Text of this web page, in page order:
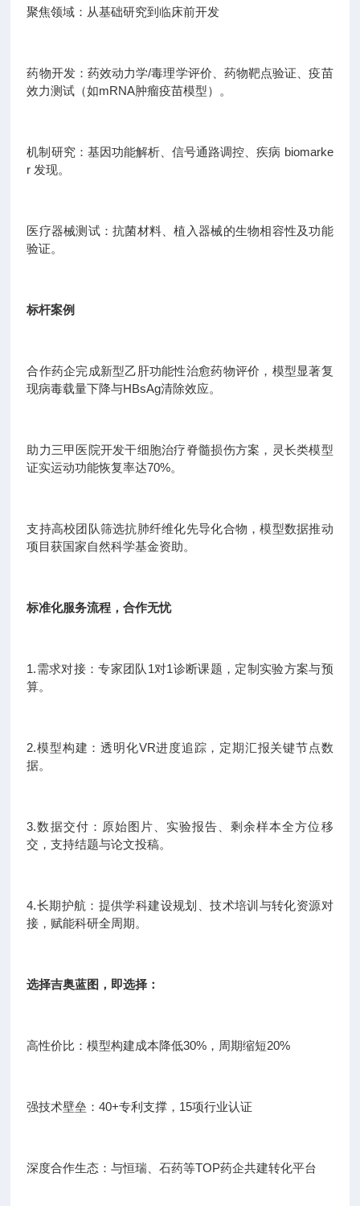
聚焦领域：从基础研究到临床前开发
药物开发：药效动力学/毒理学评价、药物靶点验证、疫苗
效力测试（如mRNA肿瘤疫苗模型）。
机制研究：基因功能解析、信号通路调控、疾病 biomarke
r 发现。
医疗器械测试：抗菌材料、植入器械的生物相容性及功能
验证。
标杆案例
合作药企完成新型乙肝功能性治愈药物评价，模型显著复
现病毒载量下降与HBsAg清除效应。
助力三甲医院开发干细胞治疗脊髓损伤方案，灵长类模型
证实运动功能恢复率达70%。
支持高校团队筛选抗肺纤维化先导化合物，模型数据推动
项目获国家自然科学基金资助。
标准化服务流程，合作无忧
1.需求对接：专家团队1对1诊断课题，定制实验方案与预
算。
2.模型构建：透明化VR进度追踪，定期汇报关键节点数
据。
3.数据交付：原始图片、实验报告、剩余样本全方位移
交，支持结题与论文投稿。
4.长期护航：提供学科建设规划、技术培训与转化资源对
接，赋能科研全周期。
选择吉奥蓝图，即选择：
高性价比：模型构建成本降低30%，周期缩短20%
强技术壁垒：40+专利支撑，15项行业认证
深度合作生态：与恒瑞、石药等TOP药企共建转化平台